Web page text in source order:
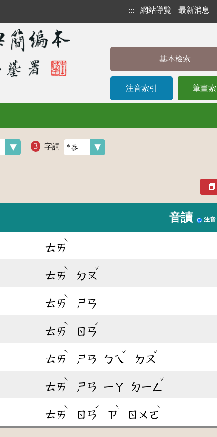
::: 網站導覽 最新消息
基本檢索
注音索引 筆畫
字詞
音讀 注音
ㄊㄞ
ˋ
ㄊㄞ
ˋ
ㄉㄡ
ˇ
ㄊㄞ
ˋ
ㄕㄢ
ㄊㄞ
ˋ
ㄖㄢ
ˊ
ㄊㄞ
ˋ
ㄕㄢ ㄅㄟ
ˇ
ㄉㄡ
ˇ
ㄊㄞ
ˋ
ㄕㄢ ㄧㄚ ㄉㄧㄥ
ˇ
ㄊㄞ
ˋ
ㄖㄢ
ˊ
ㄗ
ˋ
ㄖㄨㄛ
ˋ